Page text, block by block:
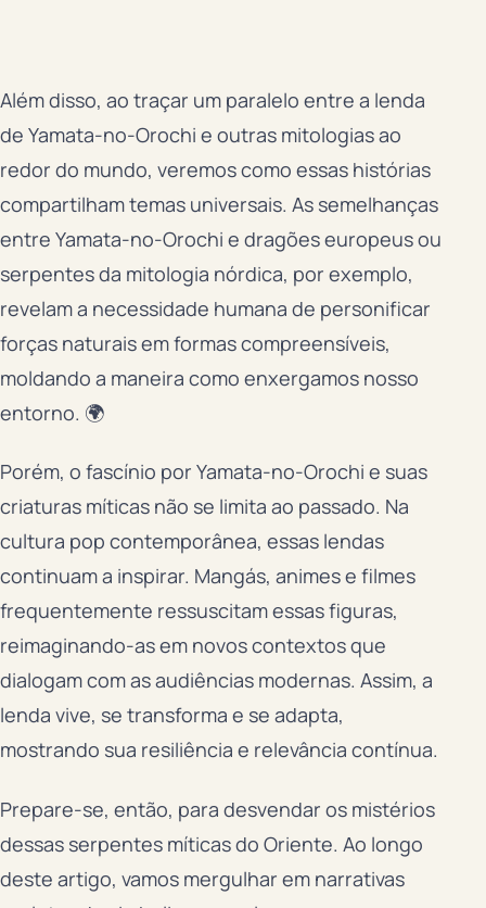
Além disso, ao traçar um paralelo entre a lenda
de Yamata-no-Orochi e outras mitologias ao
redor do mundo, veremos como essas histórias
compartilham temas universais. As semelhanças
entre Yamata-no-Orochi e dragões europeus ou
serpentes da mitologia nórdica, por exemplo,
revelam a necessidade humana de personificar
forças naturais em formas compreensíveis,
moldando a maneira como enxergamos nosso
entorno. 🌍
Porém, o fascínio por Yamata-no-Orochi e suas
criaturas míticas não se limita ao passado. Na
cultura pop contemporânea, essas lendas
continuam a inspirar. Mangás, animes e filmes
frequentemente ressuscitam essas figuras,
reimaginando-as em novos contextos que
dialogam com as audiências modernas. Assim, a
lenda vive, se transforma e se adapta,
mostrando sua resiliência e relevância contínua.
Prepare-se, então, para desvendar os mistérios
dessas serpentes míticas do Oriente. Ao longo
deste artigo, vamos mergulhar em narrativas